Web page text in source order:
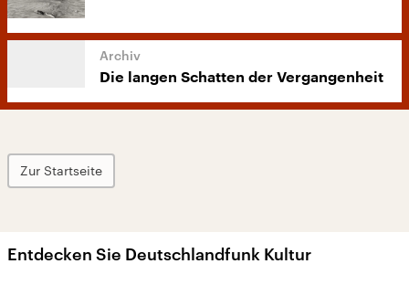
Die langen Schatten der Vergangenheit
Zur Startseite
Entdecken Sie Deutschlandfunk Kultur